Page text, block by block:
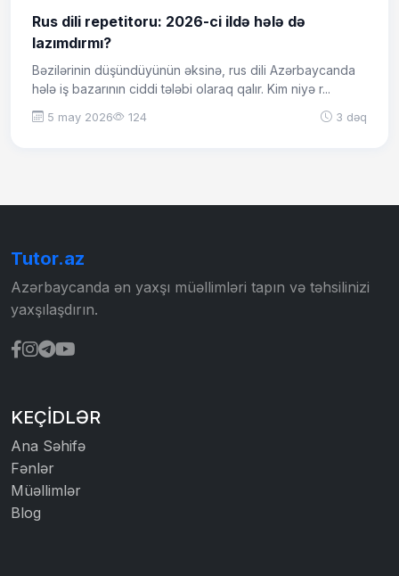
Rus dili repetitoru: 2026-ci ildə hələ də
lazımdırmı?
Bəzilərinin düşündüyünün əksinə, rus dili Azərbaycanda
hələ iş bazarının ciddi tələbi olaraq qalır. Kim niyə r...
5 may 2026 124 3 dəq
Tutor.az
Azərbaycanda ən yaxşı müəllimləri tapın və təhsilinizi
yaxşılaşdırın.
KEÇIDLƏR
Ana Səhifə
Fənlər
Müəllimlər
Blog